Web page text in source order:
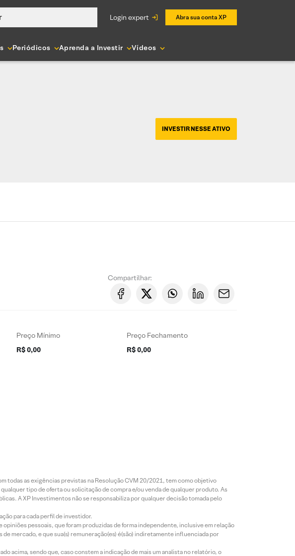
login expert Abra sua conta XP
Periódicos Aprenda a Investir Vídeos
INVESTIR NESSE ATIVO
Compartilhar:
Preço Mínimo
R$ 0,00
Preço Fechamento
R$ 0,00
todas as exigências previstas na Resolução CVM 20/2021, tem como objetivo
tipo de oferta ou solicitação de compra e/ou venda de qualquer produto. As
A XP Investimentos não se responsabiliza por qualquer decisão tomada pelo
para cada perfil de investidor.
pessoais, que foram produzidas de forma independente, inclusive em relação
mercado, e que sua(s) remuneração(es) é(são) indiretamente influenciada por
acima, sendo que, caso constem a indicação de mais um analista no relatório, o